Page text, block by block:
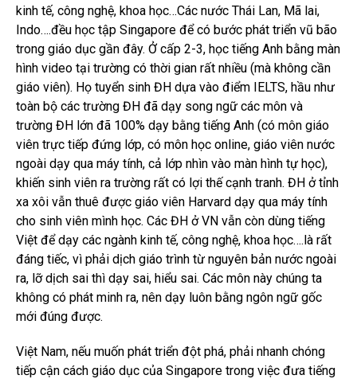
kinh tế, công nghệ, khoa học…Các nước Thái Lan, Mã lai,
Indo….đều học tập Singapore để có bước phát triển vũ bão
trong giáo dục gần đây. Ở cấp 2-3, học tiếng Anh bằng màn
hình video tại trường có thời gian rất nhiều (mà không cần
giáo viên). Họ tuyển sinh ĐH dựa vào điểm IELTS, hầu như
toàn bộ các trường ĐH đã dạy song ngữ các môn và
trường ĐH lớn đã 100% dạy bằng tiếng Anh (có môn giáo
viên trực tiếp đứng lớp, có môn học online, giáo viên nước
ngoài dạy qua máy tính, cả lớp nhìn vào màn hình tự học),
khiến sinh viên ra trường rất có lợi thế cạnh tranh. ĐH ở tỉnh
xa xôi vẫn thuê được giáo viên Harvard dạy qua máy tính
cho sinh viên mình học. Các ĐH ở VN vẫn còn dùng tiếng
Việt để dạy các ngành kinh tế, công nghệ, khoa học….là rất
đáng tiếc, vì phải dịch giáo trình từ nguyên bản nước ngoài
ra, lỡ dịch sai thì dạy sai, hiểu sai. Các môn này chúng ta
không có phát minh ra, nên dạy luôn bằng ngôn ngữ gốc
mới đúng được.
Việt Nam, nếu muốn phát triển đột phá, phải nhanh chóng
tiếp cận cách giáo dục của Singapore trong việc đưa tiếng